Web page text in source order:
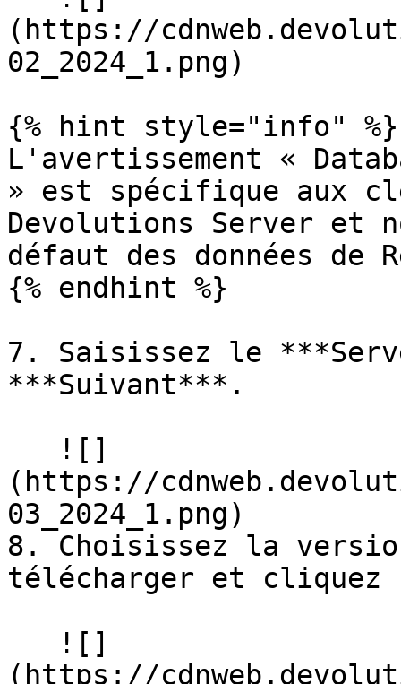
(https://
02_2024_1.png)
{% hint style="info" %}
L'avertissement «
» est spécifique aux
Devolutions Server et
défaut des données de
{% endhint %}
7. Saisissez le
***Suivant***.
(https://
03_2024_1.png)
8. Choisissez la
télécharger et
(https://